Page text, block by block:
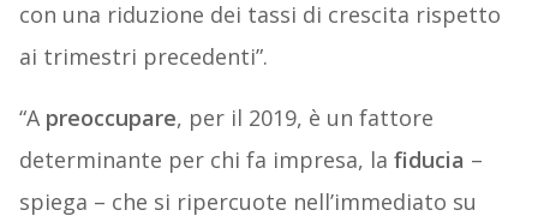
con una riduzione dei tassi di crescita rispetto
ai trimestri precedenti”.
“A preoccupare, per il 2019, è un fattore
determinante per chi fa impresa, la fiducia –
spiega – che si ripercuote nell’immediato su